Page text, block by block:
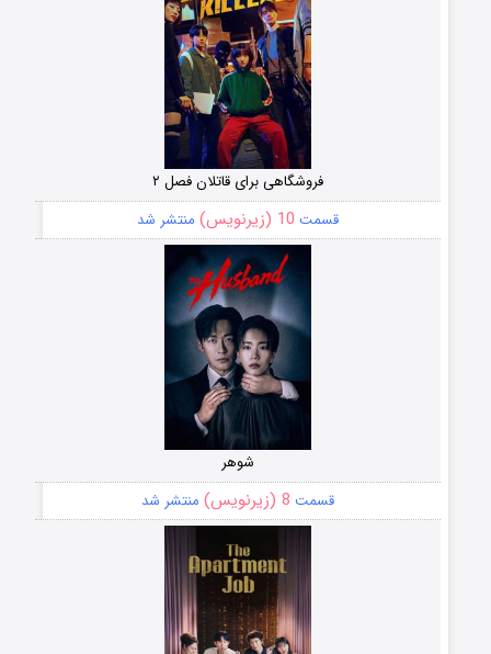
فروشگاهی برای قاتلان فصل ۲
قسمت 10 (زیرنویس) منتشر شد
شوهر
قسمت 8 (زیرنویس) منتشر شد